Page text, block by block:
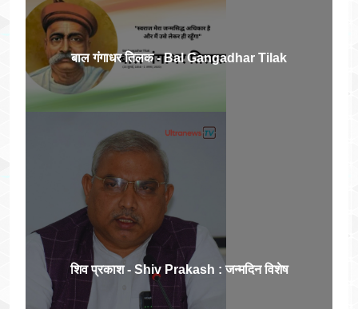
बाल गंगाधर तिलक - Bal Gangadhar Tilak
शिव प्रकाश - Shiv Prakash : जन्मदिन विशेष